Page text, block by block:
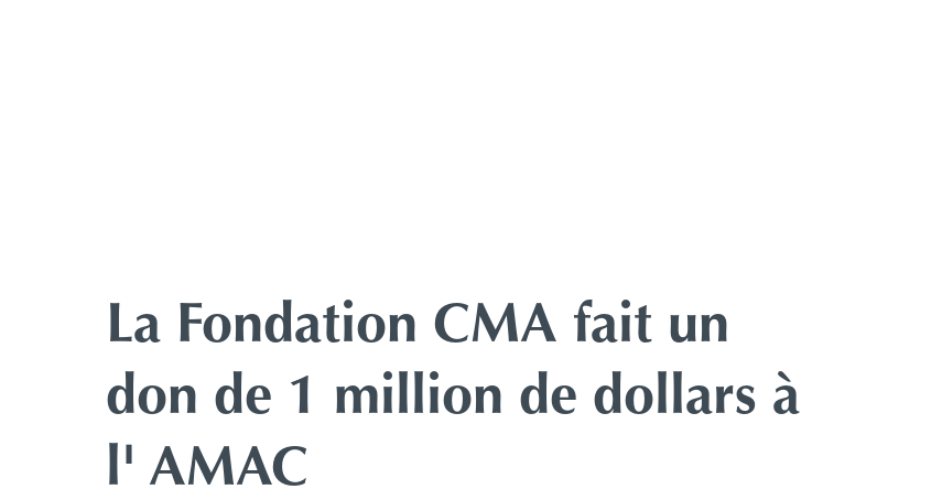
La Fondation CMA fait un
don de 1 million de dollars à
l' AMAC